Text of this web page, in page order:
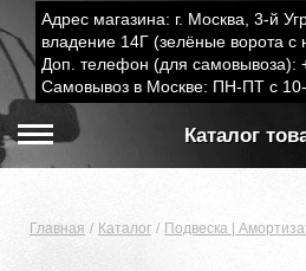
Адрес магазина: г. Москва, 3-й
владение 14Г (зелёные ворота
Доп. телефон (для самовывоза):
Самовывоз в Москве: ПН-ПТ с
Каталог
Главная Каталог Подвеска |